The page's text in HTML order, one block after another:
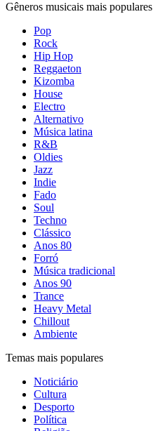
Gêneros musicais mais populares
Pop
Rock
Hip Hop
Reggaeton
Kizomba
House
Electro
Alternativo
Música latina
R&B
Oldies
Jazz
Indie
Fado
Soul
Techno
Clássico
Anos 80
Forró
Música tradicional
Anos 90
Trance
Heavy Metal
Chillout
Ambiente
Temas mais populares
Noticiário
Cultura
Desporto
Política